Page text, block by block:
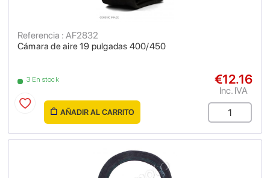
Cámara de aire 19 pulgadas 400/450
Referencia : AF2832
3 En stock €12.16
Inc. IVA
AÑADIR AL CARRITO